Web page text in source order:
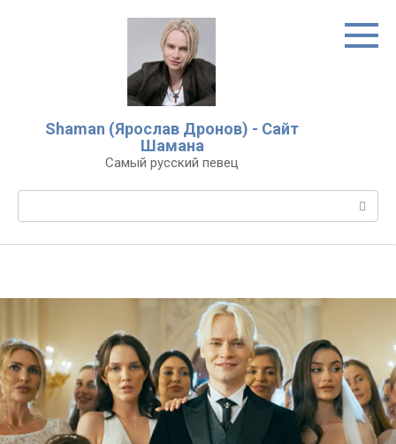
Shaman (Ярослав Дронов) - Сайт
Шамана
Самый русский певец